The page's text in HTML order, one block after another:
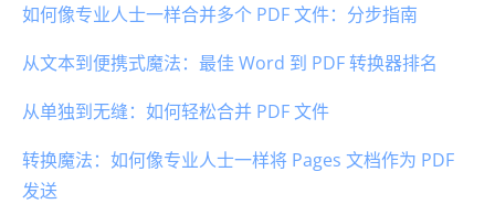
如何像专业人士一样合并多个 PDF 文件：分步指南
从文本到便携式魔法：最佳 Word 到 PDF 转换器排名
从单独到无缝：如何轻松合并 PDF 文件
转换魔法：如何像专业人士一样将 Pages 文档作为 PDF
发送